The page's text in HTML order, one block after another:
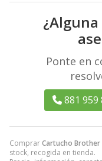
ComprarCartucho Brother
stock, recogida en tienda.
Ponte en
881 959